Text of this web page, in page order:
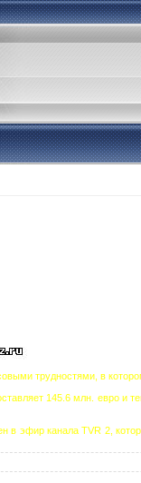
трудностями, в
145.6 млн. евро и
в эфир канала TVR 2,